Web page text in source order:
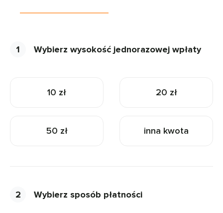
1 Wybierz wysokość jednorazowej wpłaty
10 zł 20 zł
50 zł inna kwota
2 Wybierz sposób płatności